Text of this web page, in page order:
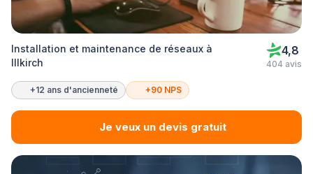
Installation et maintenance de réseaux à
Illkirch
4,8
404 avis
+12 ans d'ancienneté +90 NPS
Je veux un devis gratuit